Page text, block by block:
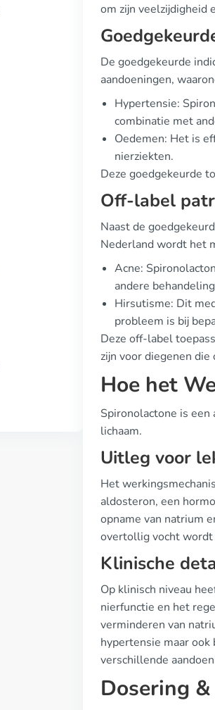
om zijn veelzijdigheid
De goedgekeurde
aandoeningen,
Hypertensie:
combinatie met
Oedemen: Het is
nierziekten.
Deze goedgekeurde
Off-label
Naast de
Nederland wordt het
Acne:
andere
Hirsutisme: Dit
probleem is bij
Deze off-label
zijn voor diegenen
Hoe het
Spironolactone is
lichaam.
Uitleg voor
Het
aldosteron, een
opname van natrium
overtollig vocht wordt
Klinische
Op klinisch niveau
nierfunctie en het
verminderen van
hypertensie maar
verschillende
Dosering